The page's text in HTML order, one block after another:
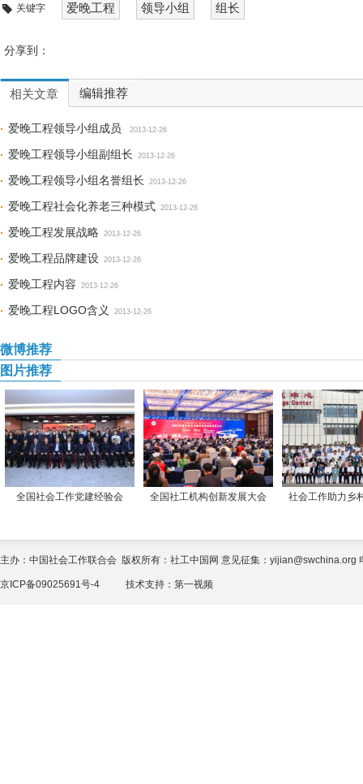
关键字 爱晚工程 领导小组 组长
分享到：
相关文章 编辑推荐
爱晚工程领导小组成员 2013-12-26
爱晚工程领导小组副组长 2013-12-26
爱晚工程领导小组名誉组长 2013-12-26
爱晚工程社会化养老三种模式 2013-12-26
爱晚工程发展战略 2013-12-26
爱晚工程品牌建设 2013-12-26
爱晚工程内容 2013-12-26
爱晚工程LOGO含义 2013-12-26
微博推荐
图片推荐
全国社会工作党建经验会 全国社工机构创新发展大会 社会工作助力乡
主办：中国社会工作联合会 版权所有：社工中国网 意见征集：yijian@swchina.org
京ICP备09025691号-4 技术支持： 第一视频